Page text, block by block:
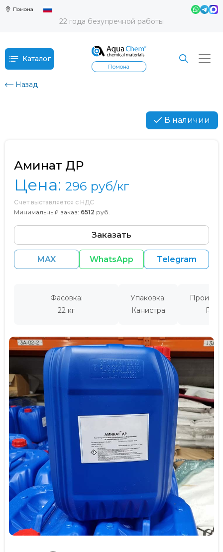
Помона
22 года безупречной работы
Каталог
Помона
Назад
В наличии
Аминат ДР
Цена: 296 руб/кг
Счет выставляется с НДС
Минимальный заказ: 6512 руб.
Заказать
MAX WhatsApp Telegram
Фасовка:
22 кг
Упаковка:
Канистра